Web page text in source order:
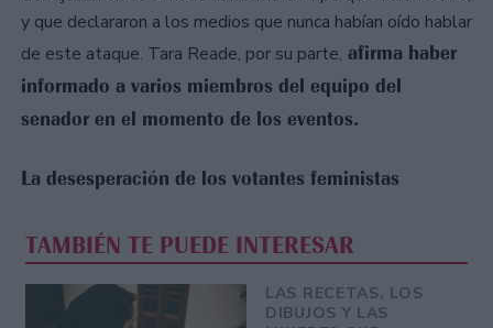
y que declararon a los medios que nunca habían oído hablar
de este ataque. Tara Reade, por su parte, afirma haber
informado a varios miembros del equipo del
senador en el momento de los eventos.
La desesperación de los votantes feministas
TAMBIÉN TE PUEDE INTERESAR
LAS RECETAS, LOS
DIBUJOS Y LAS